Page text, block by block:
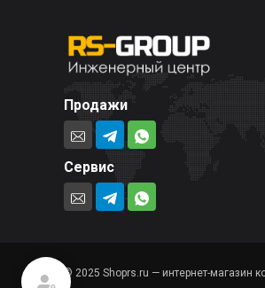
Продажи
Сервис
© 2025 Shoprs.ru — интернет-магазин